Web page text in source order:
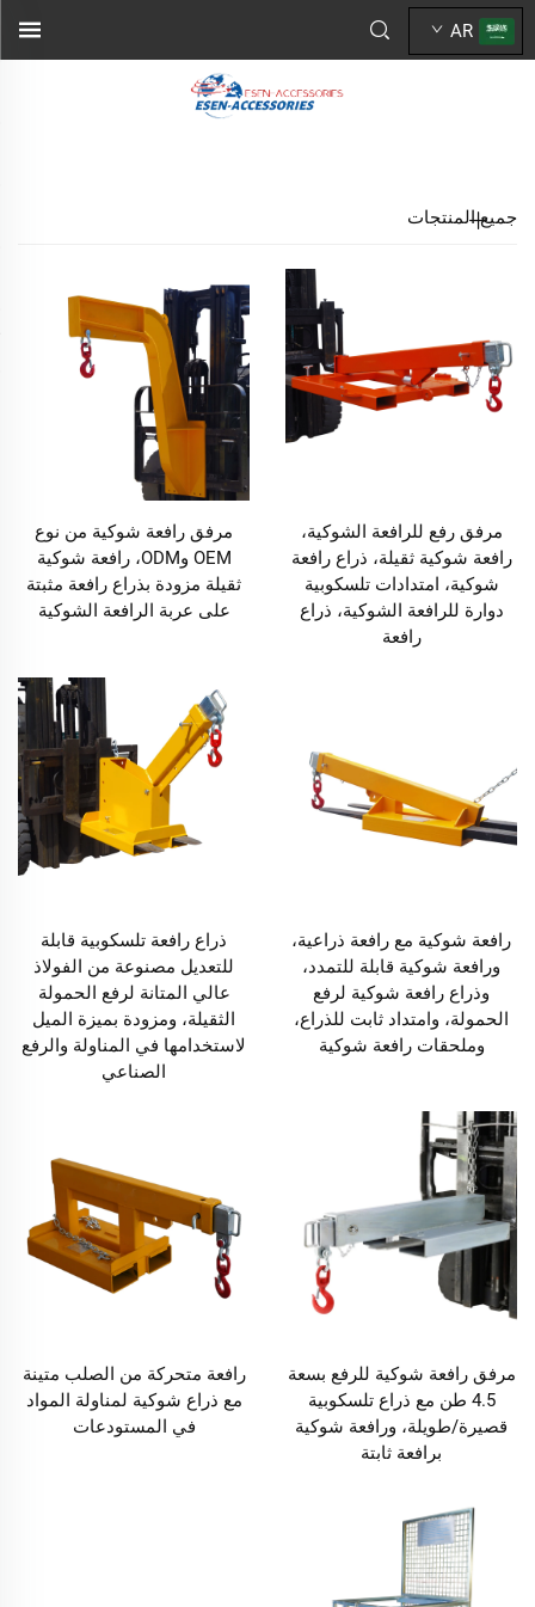
AR
جميع المنتجات
مرفق رفع للرافعة الشوكية،
رافعة شوكية ثقيلة، ذراع رافعة
شوكية، امتدادات تلسكوبية
دوارة للرافعة الشوكية، ذراع
رافعة
مرفق رافعة شوكية من نوع
OEM وODM، رافعة شوكية
ثقيلة مزودة بذراع رافعة مثبتة
على عربة الرافعة الشوكية
رافعة شوكية مع رافعة ذراعية،
ورافعة شوكية قابلة للتمدد،
وذراع رافعة شوكية لرفع
الحمولة، وامتداد ثابت للذراع،
وملحقات رافعة شوكية
ذراع رافعة تلسكوبية قابلة
للتعديل مصنوعة من الفولاذ
عالي المتانة لرفع الحمولة
الثقيلة، ومزودة بميزة الميل
لاستخدامها في المناولة والرفع
الصناعي
مرفق رافعة شوكية للرفع بسعة
4.5 طن مع ذراع تلسكوبية
قصيرة/طويلة، ورافعة شوكية
برافعة ثابتة
رافعة متحركة من الصلب متينة
مع ذراع شوكية لمناولة المواد
في المستودعات